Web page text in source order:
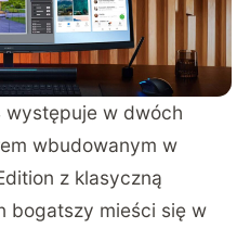
występuje w dwóch
wbudowanym w
z klasyczną
bogatszy mieści się w